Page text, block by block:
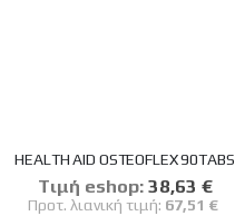
HEALTH AID OSTEOFLEX 90TABS
Tιμή eshop: Ειδική
Τιμή
38,63 €
Προτ. λιανική τιμή: 67,51 €